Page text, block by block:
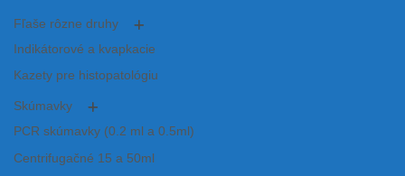
Fľaše rôzne druhy
Indikátorové a kvapkacie
Kazety pre histopatológiu
Skúmavky
PCR skúmavky (0.2 ml a 0.5ml)
Centrifugačné 15 a 50ml